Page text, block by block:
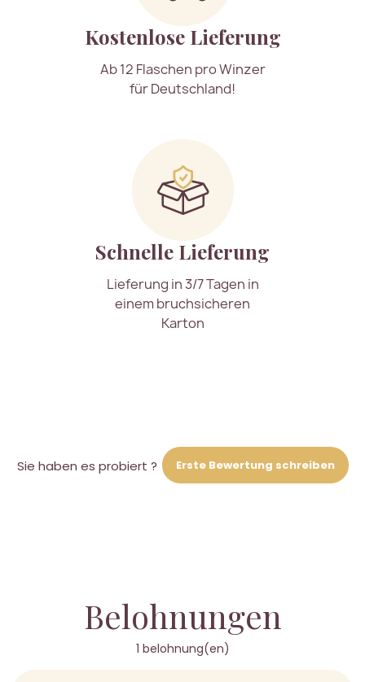
Kostenlose Lieferung
Ab 12 Flaschen pro Winzer
für Deutschland!
Schnelle Lieferung
Lieferung in 3/7 Tagen in
einem bruchsicheren
Karton
Sie haben es probiert ? Erste Bewertung schreiben
Belohnungen
1 belohnung(en)